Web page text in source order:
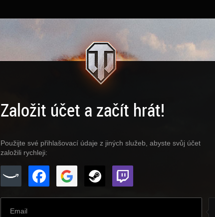
Založit účet a začít hrát!
Použijte své přihlašovací údaje z jiných služeb, abyste svůj účet
založili rychleji: